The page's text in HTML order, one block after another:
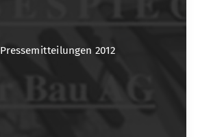
Pressemitteilungen 2012